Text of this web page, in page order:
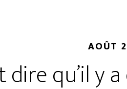
AOÛT
dire qu’il y